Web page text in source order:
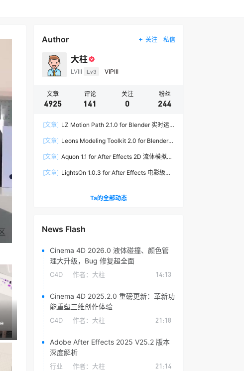
Author 关注 私信
大柱
LVIII Lv3 VIPIII
文章
4925
评论
141
关注
0
粉丝
244
[文章] LZ Motion Path 2.1.0 for Blender 实时运
[文章] Leons Modeling Toolkit 2.0 for Blender
[文章] Aquon 1.1 for After Effects 2D 流体模拟插
[文章] LightsOn 1.0.3 for After Effects 电影级镜
Ta的全部动态
News Flash
Cinema 4D 2026.0 液体碰撞、颜色管
理大升级，Bug 修复超全面
C4D 作者： 大柱 14:13
Cinema 4D 2025.2.0 重磅更新：革新功
能重塑三维创作体验
C4D 作者： 大柱 21:18
Adobe After Effects 2025 V25.2 版本
深度解析
行业 作者： 大柱 21:14